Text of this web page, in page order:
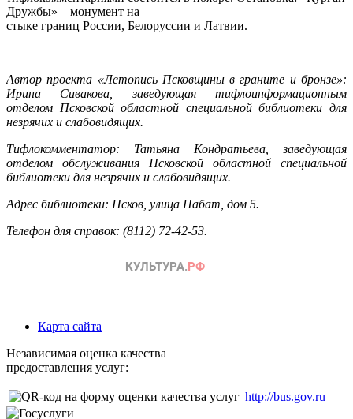
Дружбы» – монумент на
стыке границ России, Белоруссии и Латвии.
Автор проекта «Летопись Псковщины в граните и бронзе»:
Ирина Сивакова, заведующая тифлоинформационным
отделом Псковской областной специальной библиотеки для
незрячих и слабовидящих.
Тифлокомментатор: Татьяна Кондратьева, заведующая
отделом обслуживания Псковской областной специальной
библиотеки для незрячих и слабовидящих.
Адрес библиотеки: Псков, улица Набат, дом 5.
Телефон для справок: (8112) 72-42-53.
Карта сайта
Независимая оценка качества
предоставления услуг:
http://bus.gov.ru